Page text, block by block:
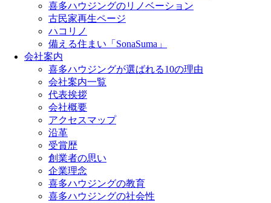
喜多ハウジングのリノベーション
古民家再生ページ
ハコリノ
備える住まい「SonaSuma」
会社案内
喜多ハウジングが選ばれる10の理由
会社案内一覧
代表挨拶
会社概要
アクセスマップ
沿革
受賞歴
創業者の思い
企業理念
喜多ハウジングの教育
喜多ハウジングの社会性